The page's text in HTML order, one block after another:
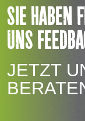
SIE HABEN
UNS
JETZT